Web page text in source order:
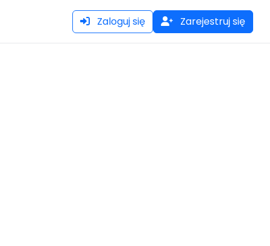
Zaloguj się Zarejestruj się